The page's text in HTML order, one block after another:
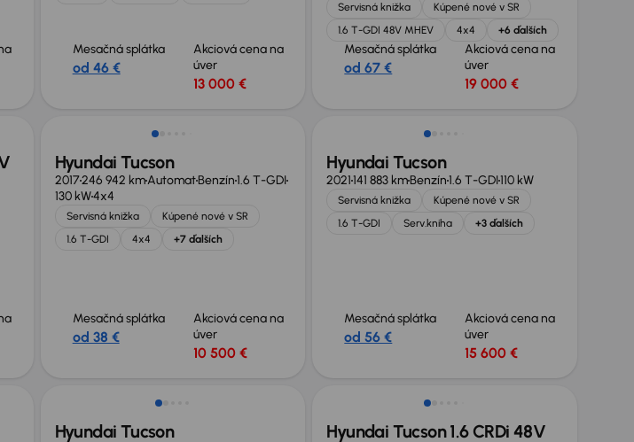
Mesačná splátka
od 46 €
Akciová cena na
úver
13 000 €
Servisná knižka
Kúpené nové v SR
1.6 T-GDI 48V MHEV
4x4 +6 ďalších
Mesačná splátka
od 67 €
Akciová cena na
úver
19 000 €
Hyundai Tucson
2017246 942 kmAutomatBenzín1.6 T-GDI
130 kW4x4
Servisná knižka
Kúpené nové v SR
1.6 T-GDI
4x4 +7 ďalších
Mesačná splátka
od 38 €
Akciová cena na
úver
10 500 €
Hyundai Tucson
2021141 883 kmBenzín1.6 T-GDI110 kW
Servisná knižka
Kúpené nové v SR
1.6 T-GDI
Serv.kniha +3 ďalších
Mesačná splátka
od 56 €
Akciová cena na
úver
15 600 €
Hyundai Tucson
Hyundai Tucson 1.6 CRDi 48V